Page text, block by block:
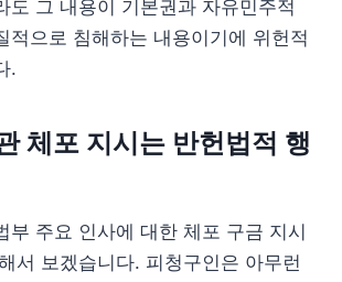
도 그 내용이 기본권과 자유민주적
적으로 침해하는 내용이기에 위헌적
.
체포 지시는 반헌법적 행
부 주요 인사에 대한 체포 구금 지시
서 보겠습니다. 피청구인은 아무런